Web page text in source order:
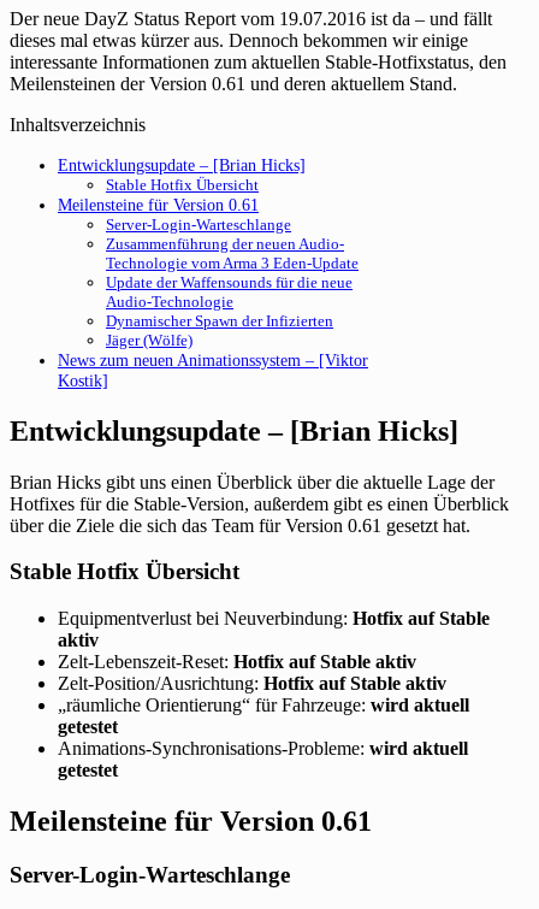
Der neue DayZ Status Report vom 19.07.2016 ist da – und fällt
dieses mal etwas kürzer aus. Dennoch bekommen wir einige
interessante Informationen zum aktuellen Stable-Hotfixstatus, den
Meilensteinen der Version 0.61 und deren aktuellem Stand.
Inhaltsverzeichnis
Entwicklungsupdate – [Brian Hicks]
Stable Hotfix Übersicht
Meilensteine für Version 0.61
Server-Login-Warteschlange
Zusammenführung der neuen Audio-
Technologie vom Arma 3 Eden-Update
Update der Waffensounds für die neue
Audio-Technologie
Dynamischer Spawn der Infizierten
Jäger (Wölfe)
News zum neuen Animationssystem – [Viktor
Kostik]
Entwicklungsupdate – [Brian Hicks]
Brian Hicks gibt uns einen Überblick über die aktuelle Lage der
Hotfixes für die Stable-Version, außerdem gibt es einen Überblick
über die Ziele die sich das Team für Version 0.61 gesetzt hat.
Stable Hotfix Übersicht
Equipmentverlust bei Neuverbindung: Hotfix auf Stable
aktiv
Zelt-Lebenszeit-Reset: Hotfix auf Stable aktiv
Zelt-Position/Ausrichtung: Hotfix auf Stable aktiv
„räumliche Orientierung“ für Fahrzeuge: wird aktuell
getestet
Animations-Synchronisations-Probleme: wird aktuell
getestet
Meilensteine für Version 0.61
Server-Login-Warteschlange